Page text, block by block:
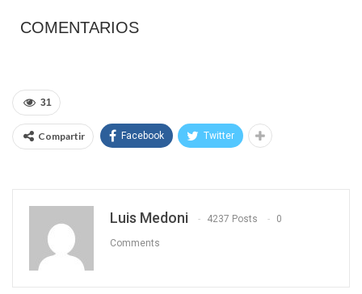
COMENTARIOS
31
Compartir Facebook Twitter
Luis Medoni 4237 Posts 0
Comments